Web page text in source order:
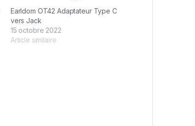
Earldom OT42 Adaptateur Type C
vers Jack
15 octobre 2022
Article similaire